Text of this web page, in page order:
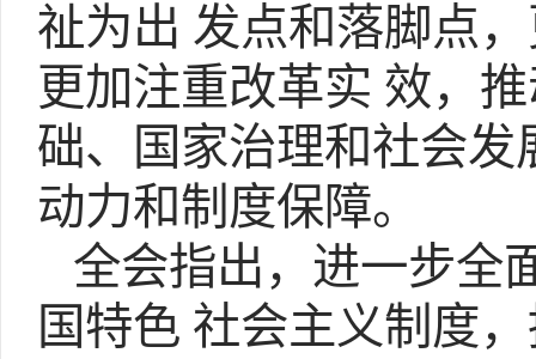
祉为出 发点和落脚点
更加注重改革实 效，
础、国家治理和社会
动力和制度保障。
全会指出，进一步全
国特色 社会主义制度